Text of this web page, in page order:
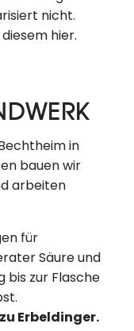
nicht.
hier.
in
bauen wir
arbeiten
für
Säure und
bis zur Flasche
Erbeldinger.